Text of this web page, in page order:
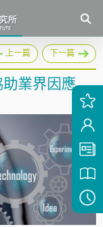
上一篇 下一篇
助業界因應